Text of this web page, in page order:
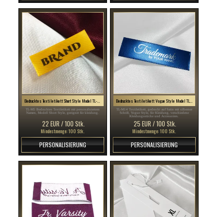
Bedrucktes Textiletikett Short Style Model TL-M5
TL-M5 Bedrucktes Textiletikett mit personalisiertem
Namen, Modell Short Style, geeignet für kleidung.
22 EUR / 100 Stk.
Mindestmenge: 100 Stk.
PERSONALISIERUNG
Bedrucktes Textiletikett Vogue Style Model TL-M14
TL-M14 Textiletikett, gedruckt auf Satin mit silberner
Schrift, Vogue Style, für Kleidung, verschiedene
Kleidungsstücke und Accessoires.
25 EUR / 100 Stk.
Mindestmenge: 100 Stk.
PERSONALISIERUNG